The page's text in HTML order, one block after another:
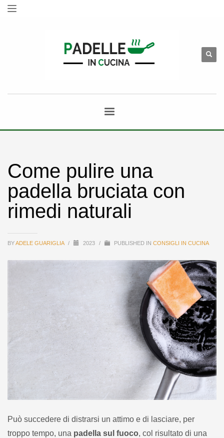
Come pulire una
padella bruciata con
rimedi naturali
BYADELE GUARIGLIA / 2023 / PUBLISHED IN CONSIGLI IN CUCINA
Può succedere di distrarsi un attimo e di lasciare, per
troppo tempo, una padella sul fuoco, col risultato di una